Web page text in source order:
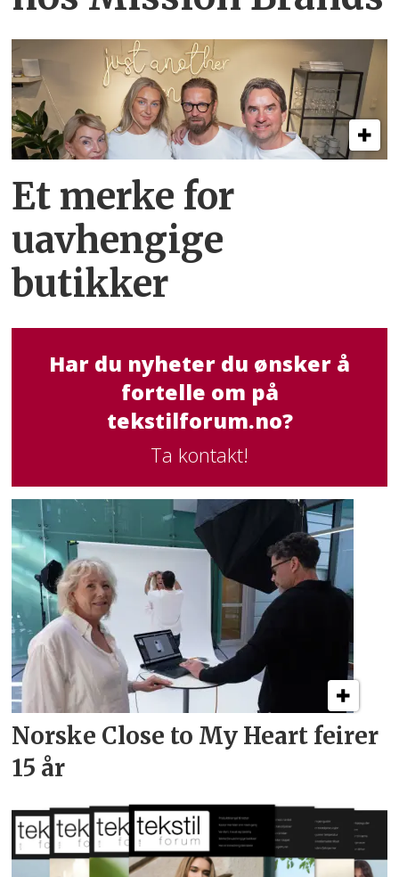
Et merke for
uavhengige
butikker
Har du nyheter du ønsker å
fortelle om på
tekstilforum.no?
Ta kontakt!
Norske Close to My Heart feirer
15 år